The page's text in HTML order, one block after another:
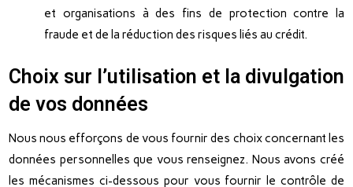
et organisations à des fins de protection contre la
fraude et de la réduction des risques liés au crédit.
Choix sur l’utilisation et la divulgation
de vos données
Nous nous efforçons de vous fournir des choix concernant les
données personnelles que vous renseignez. Nous avons créé
les mécanismes ci-dessous pour vous fournir le contrôle de